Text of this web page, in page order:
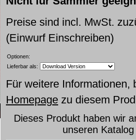
Preise sind incl. MwSt.
(Einwurf Einschreiben)
Optionen:
Lieferbar als:
Für weitere Informationen,
Homepage zu diesem
Dieses Produkt haben wir
unseren